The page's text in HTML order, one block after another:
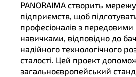
PANORAIMA створить мережу
підприємств, щоб
професіоналів з
навичками, відповідно до
надійного технологічного
сталості. Цей проект
загальноєвропейський